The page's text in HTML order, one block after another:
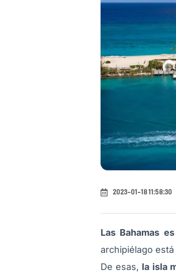
2023-01-18 11:58:30
Las Bahamas
archipiélago
De esas, la isla